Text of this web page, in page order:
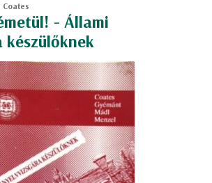
Coates
- Állami
készülőknek